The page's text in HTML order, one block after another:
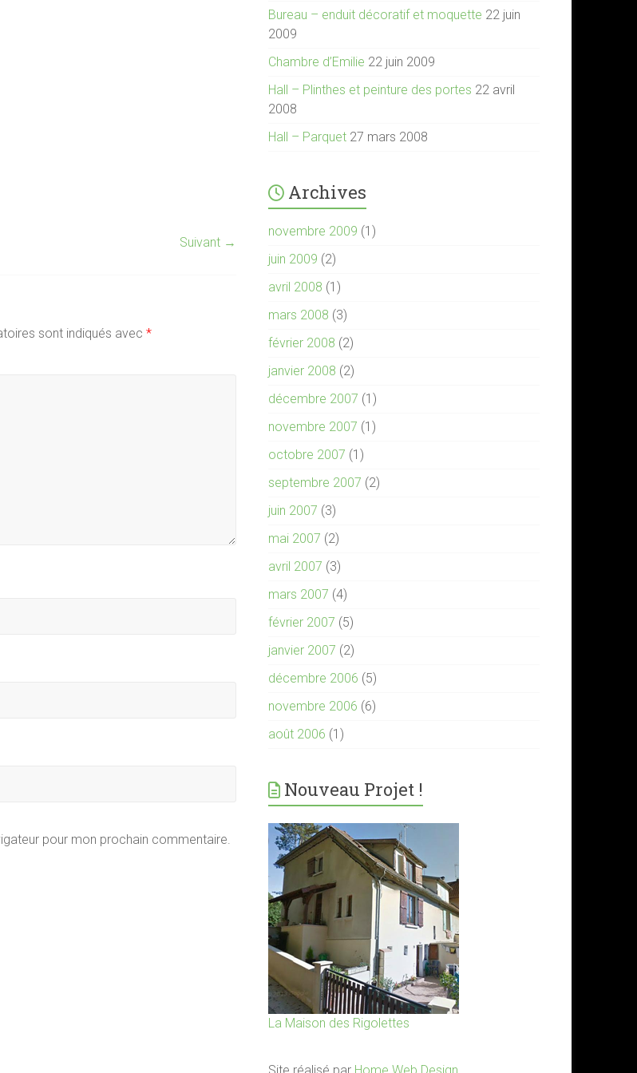
Suivant →
sont indiqués avec *
pour mon prochain commentaire.
Bureau – enduit décoratif et moquette 22 juin
2009
Chambre d’Emilie 22 juin 2009
Hall – Plinthes et peinture des portes 22 avril
2008
Hall – Parquet 27 mars 2008
Archives
novembre 2009 (1)
juin 2009 (2)
avril 2008 (1)
mars 2008 (3)
février 2008 (2)
janvier 2008 (2)
décembre 2007 (1)
novembre 2007 (1)
octobre 2007 (1)
septembre 2007 (2)
juin 2007 (3)
mai 2007 (2)
avril 2007 (3)
mars 2007 (4)
février 2007 (5)
janvier 2007 (2)
décembre 2006 (5)
novembre 2006 (6)
août 2006 (1)
Nouveau Projet !
La Maison des Rigolettes